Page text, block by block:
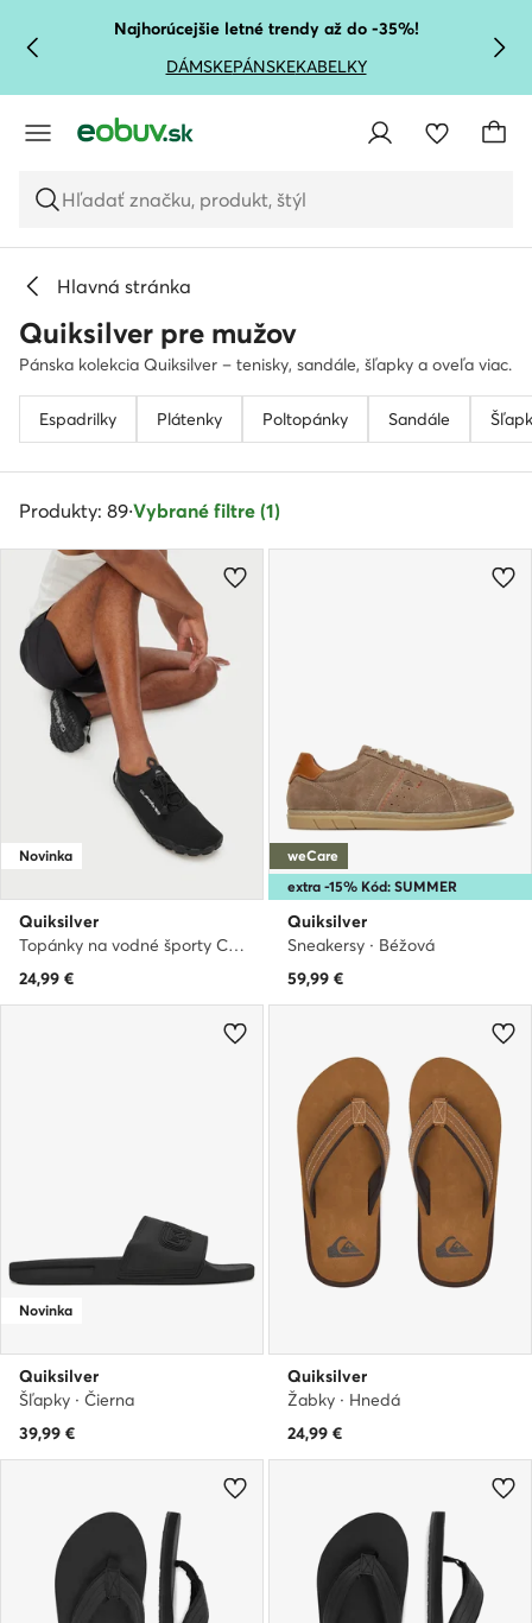
PREJSŤ NA HLAVNÝ OBSAH
PREJSŤ NA VYHĽADÁVANIE
Najhorúcejšie letné trendy až do -35%!
DÁMSKEPÁNSKEKABELKY
Hľadať značku, produkt, štýl
Hlavná stránka
Quiksilver pre mužov
Pánska kolekcia Quiksilver – tenisky, sandále, šľapky a oveľa viac.
Espadrilky Plátenky Poltopánky Sandále
Produkty: 89·Vybrané filtre (1)
Novinka
Quiksilver
Topánky na vodné športy CEO-MP80-26009 Čierna
24,99 €
extra -15% Kód: SUMMER
weCare
Quiksilver
Sneakersy · Béžová
59,99 €
Novinka
Quiksilver
Šľapky · Čierna
39,99 €
Quiksilver
Žabky · Hnedá
24,99 €